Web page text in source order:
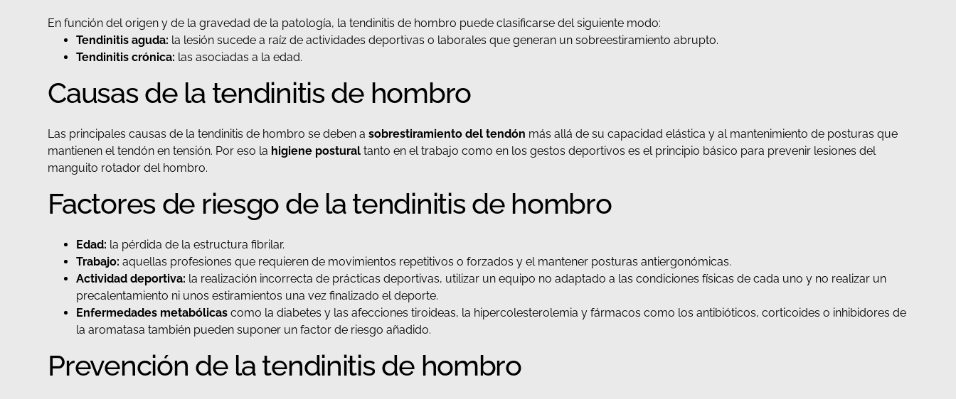
En función del origen y de la gravedad de la patología, la tendinitis de hombro puede clasificarse del siguiente modo:
Tendinitis aguda: la lesión sucede a raíz de actividades deportivas o laborales que generan un sobreestiramiento abrupto.
Tendinitis crónica: las asociadas a la edad.
Causas de la tendinitis de hombro
Las principales causas de la tendinitis de hombro se deben asobrestiramiento del tendón más allá de su capacidad elástica y al mantenimiento de posturas que
mantienen el tendón en tensión. Por eso la higiene postural tanto en el trabajo como en los gestos deportivos es el principio básico para prevenir lesiones del
manguito rotador del hombro.
Factores de riesgo de la tendinitis de hombro
Edad: la pérdida de la estructura fibrilar.
Trabajo: aquellas profesiones que requieren de movimientos repetitivos o forzados y el mantener posturas antiergonómicas.
Actividad deportiva: la realización incorrecta de prácticas deportivas, utilizar un equipo no adaptado a las condiciones físicas de cada uno y no realizar un
precalentamiento ni unos estiramientos una vez finalizado el deporte.
Enfermedades metabólicas como la diabetes y las afecciones tiroideas, la hipercolesterolemia y fármacos como los antibióticos, corticoides o inhibidores de
la aromatasa también pueden suponer un factor de riesgo añadido.
Prevención de la tendinitis de hombro